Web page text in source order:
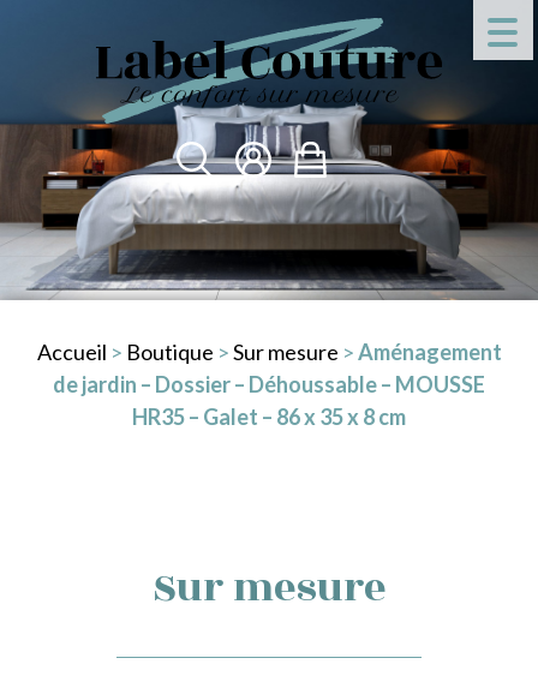
Accueil > Boutique >Sur mesure >Aménagement
de jardin – Dossier – Déhoussable – MOUSSE
HR35 – Galet – 86 x 35 x 8 cm
Sur mesure